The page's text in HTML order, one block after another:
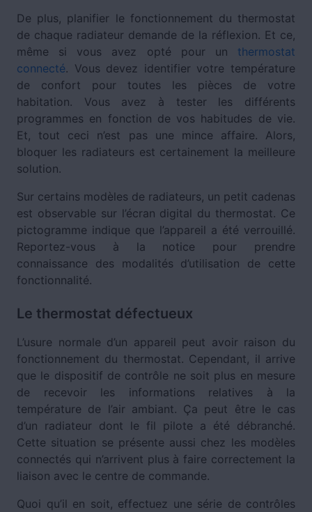
De plus, planifier le fonctionnement du thermostat
de chaque radiateur demande de la réflexion. Et ce,
même si vous avez opté pour un thermostat
connecté. Vous devez identifier votre température
de confort pour toutes les pièces de votre
habitation. Vous avez à tester les différents
programmes en fonction de vos habitudes de vie.
Et, tout ceci n’est pas une mince affaire. Alors,
bloquer les radiateurs est certainement la meilleure
solution.
Sur certains modèles de radiateurs, un petit cadenas
est observable sur l’écran digital du thermostat. Ce
pictogramme indique que l’appareil a été verrouillé.
Reportez-vous à la notice pour prendre
connaissance des modalités d’utilisation de cette
fonctionnalité.
Le thermostat défectueux
L’usure normale d’un appareil peut avoir raison du
fonctionnement du thermostat. Cependant, il arrive
que le dispositif de contrôle ne soit plus en mesure
de recevoir les informations relatives à la
température de l’air ambiant. Ça peut être le cas
d’un radiateur dont le fil pilote a été débranché.
Cette situation se présente aussi chez les modèles
connectés qui n’arrivent plus à faire correctement la
liaison avec le centre de commande.
Quoi qu’il en soit, effectuez une série de contrôles